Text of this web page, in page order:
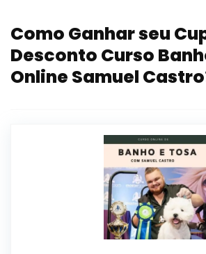
Como Ganhar seu
Desconto Curso
Online Samuel